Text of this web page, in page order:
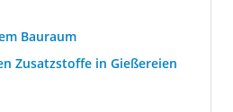
Bauraum
Zusatzstoffe in Gießereien